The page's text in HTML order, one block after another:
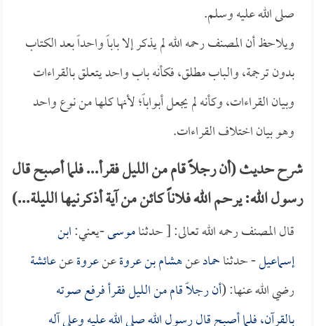
صلى الله عليه وسلم.
ويلاحظ أن المصنف رحمه الله لم يذكر إلا باباً واحداً بعد الكتاب
بدون ترجمة، والباب مطلق، فكأنه باب واحد يتعلق بالقراءات
وبيان القراءات، وكأنه لم يجعل أبواباً؛ لأنها كلها من نوع واحد
وهو بيان اختلاف القراءات.
شرح حديث (أن رجلاً قام من الليل فقرأ... فلما أصبح قال
رسول الله: يرحم الله فلاناً كائن من آية أذكرنيها الليلة...)
قال المصنف رحمه الله تعالى: [ حدثناموسى-يعني:ابن
إسماعيل- حدثناحمادعنهشام بن عروةعنعروةعنعائشة
رضي الله عنها: (أن رجلاً قام من الليل فقرأ فرفع صوته